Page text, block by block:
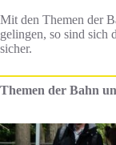
Mit den Themen der
gelingen, so sind sich
sicher.
Themen der Bahn